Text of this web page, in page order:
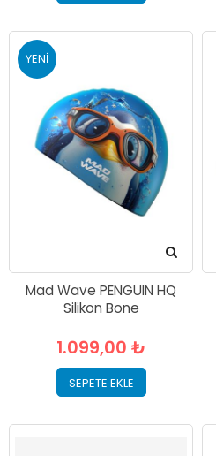
YENI
Mad Wave PENGUIN HQ
Silikon Bone
1.099,00 ₺
SEPETE EKLE